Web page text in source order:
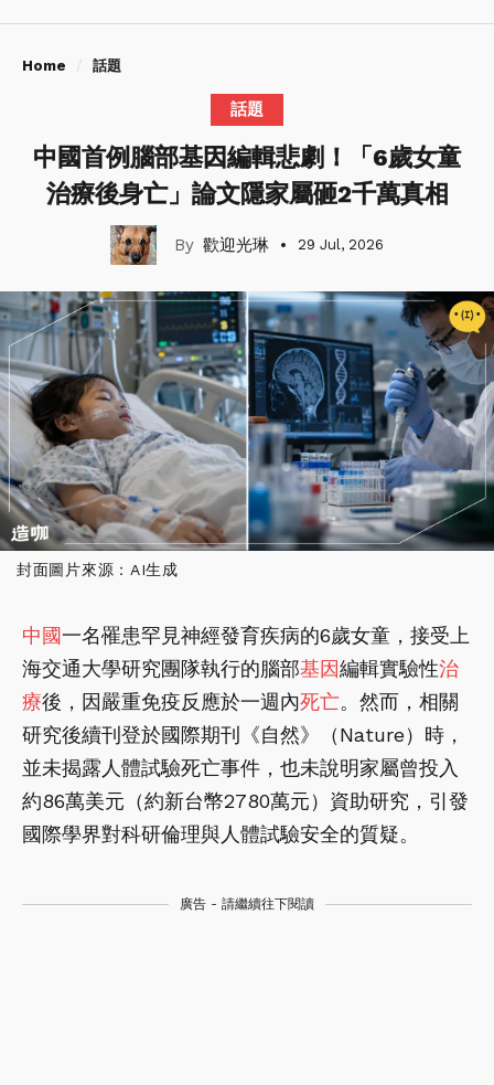
Home 話題
話題
中國首例腦部基因編輯悲劇！「6歲女童
治療後身亡」論文隱家屬砸2千萬真相
歡迎光琳 29 Jul, 2026
封面圖片來源：AI生成
中國一名罹患罕見神經發育疾病的6歲女童，接受上
海交通大學研究團隊執行的腦部基因編輯實驗性治
療後，因嚴重免疫反應於一週內死亡。然而，相關
研究後續刊登於國際期刊《自然》（Nature）時，
並未揭露人體試驗死亡事件，也未說明家屬曾投入
約86萬美元（約新台幣2780萬元）資助研究，引發
國際學界對科研倫理與人體試驗安全的質疑。
廣告 - 請繼續往下閱讀